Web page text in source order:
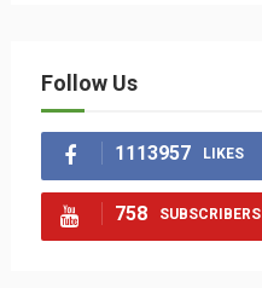
Follow Us
1113957 LIKES
758 SUBSCRIBERS